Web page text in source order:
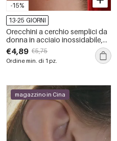
-15%
13-25 GIORNI
Orecchini a cerchio semplici da
donna in acciaio inossidabile,
impermeabili, color oro con
strass.
€4,89 €5,75
Ordine min. di 1 pz.
magazzino in Cina